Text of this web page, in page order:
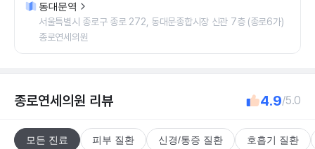
동대문역
서울특별시 종로구 종로 272, 동대문종합시장 신관 7층 (종로6가)
종로연세의원
종로연세의원 리뷰 4.9/5.0
모든 진료 피부 질환 신경/통증 질환 호흡기 질환